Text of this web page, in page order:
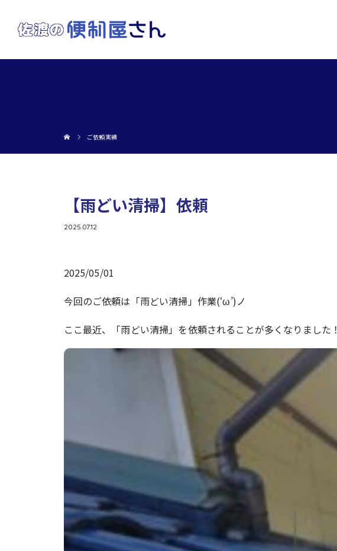
ご依頼実績
【雨どい清掃】依頼
2025.07.12
2025/05/01
今回のご依頼は「雨どい清掃」作業(‘ω’)ノ
ここ最近、「雨どい清掃」を依頼されることが多くなりました！